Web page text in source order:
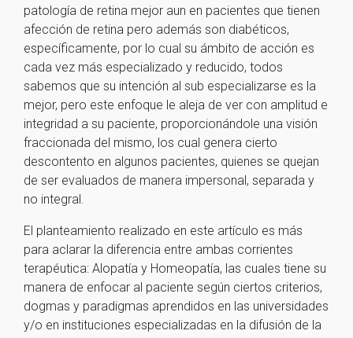
patología de retina mejor aun en pacientes que tienen
afección de retina pero además son diabéticos,
específicamente, por lo cual su ámbito de acción es
cada vez más especializado y reducido, todos
sabemos que su intención al sub especializarse es la
mejor, pero este enfoque le aleja de ver con amplitud e
integridad a su paciente, proporcionándole una visión
fraccionada del mismo, los cual genera cierto
descontento en algunos pacientes, quienes se quejan
de ser evaluados de manera impersonal, separada y
no integral.
El planteamiento realizado en este artículo es más
para aclarar la diferencia entre ambas corrientes
terapéutica: Alopatía y Homeopatía, las cuales tiene su
manera de enfocar al paciente según ciertos criterios,
dogmas y paradigmas aprendidos en las universidades
y/o en instituciones especializadas en la difusión de la